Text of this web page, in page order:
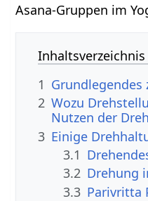
Asana-Gruppen im
Inhaltsverzeichnis
1 Grundlegendes
2 Wozu
Nutzen der
3 Einige
3.1
3.2 Drehung
3.3 Parivritta